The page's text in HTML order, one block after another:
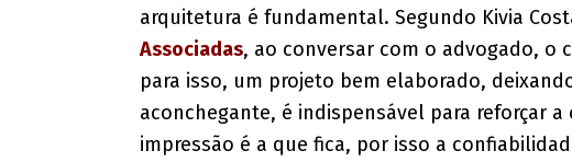
arquitetura é fundamental. Segundo Kivia
Associadas, ao conversar com o advogado, o
para isso, um projeto bem elaborado,
aconchegante, é indispensável para reforçar
impressão é a que fica, por isso a